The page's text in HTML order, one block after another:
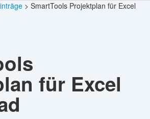
SmartTools Projektplan für Excel
für Excel